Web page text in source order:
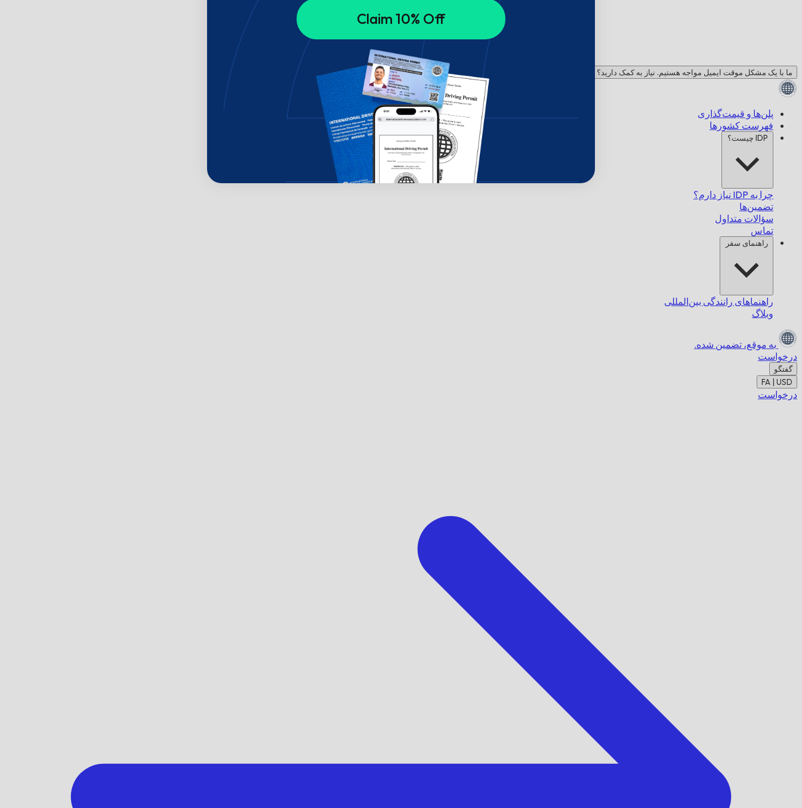
ما با یک مشکل موقت ایمیل مواجه هستیم. نیاز به کمک دارید؟ با ما چت کنید!
پلن‌ها و قیمت‌گذاری
فهرست کشورها
IDP چیست؟
چرا به IDP نیاز دارم؟
تضمین‌ها
سؤالات متداول
تماس
راهنمای سفر
راهنماهای رانندگی بین‌المللی
وبلاگ
به موقع، تضمین شده.
درخواست
گفتگو
FA | USD
درخواست
Claim 10% Off